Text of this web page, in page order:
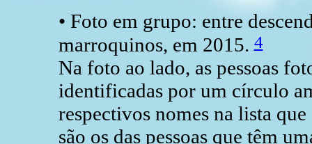
• Foto em grupo: entre
marroquinos, em 2015.4
Na foto ao lado, as pessoas
identificadas por um círculo
respectivos nomes na lista
são os das pessoas que têm